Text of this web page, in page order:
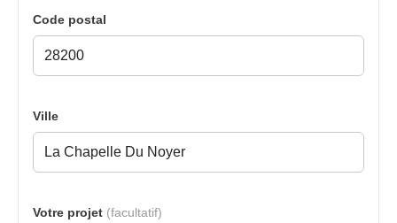
Code postal
Ville
Votre projet (facultatif)